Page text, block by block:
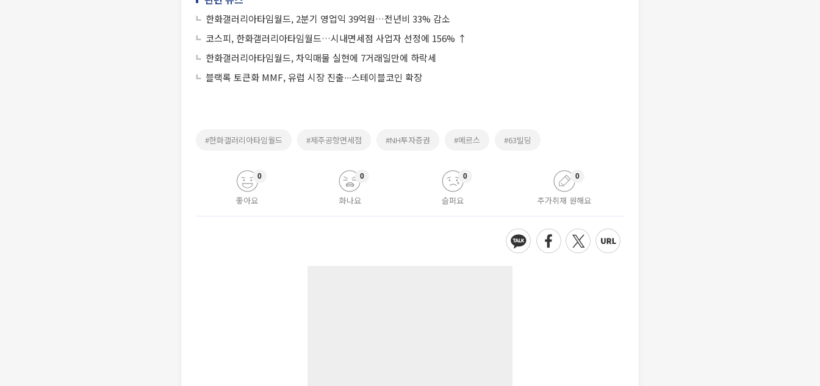
한화갤러리아타임월드, 2분기 영업익 39억원…전년비 33% 감소
코스피, 한화갤러리아타임월드…시내면세점 사업자 선정에 156% ↑
한화갤러리아타임월드, 차익매물 실현에 7거래일만에 하락세
블랙록 토큰화 MMF, 유럽 시장 진출∙∙∙스테이블코인 확장
#한화갤러리아타임월드 #제주공항면세점 #NH투자증권 #메르스 #63빌딩
좋아요
0
화나요
0
슬퍼요
0
추가취재 원해요
0